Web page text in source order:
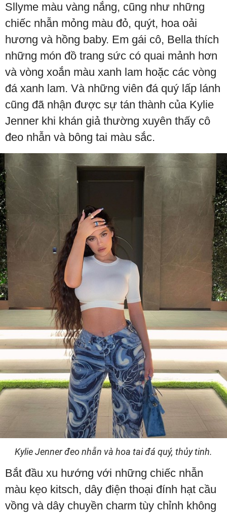
Sllyme màu vàng nắng, cũng như những
chiếc nhẫn mỏng màu đỏ, quýt, hoa oải
hương và hồng baby. Em gái cô, Bella thích
những món đồ trang sức có quai mảnh hơn
và vòng xoắn màu xanh lam hoặc các vòng
đá xanh lam. Và những viên đá quý lấp lánh
cũng đã nhận được sự tán thành của Kylie
Jenner khi khán giả thường xuyên thấy cô
đeo nhẫn và bông tai màu sắc.
Kylie Jenner đeo nhẫn và hoa tai đá quý, thủy tinh.
Bắt đầu xu hướng với những chiếc nhẫn
màu kẹo kitsch, dây điện thoại đính hạt cầu
vồng và dây chuyền charm tùy chỉnh không